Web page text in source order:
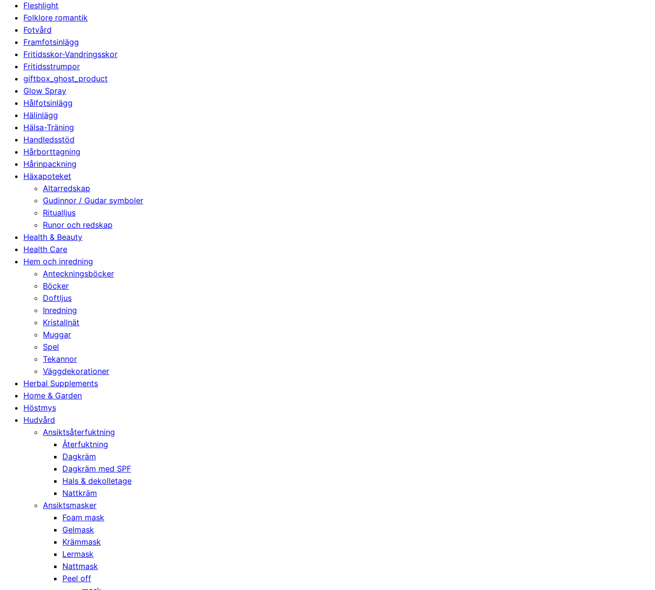
Fleshlight
Folklore romantik
Fotvård
Framfotsinlägg
Fritidsskor-Vandringsskor
Fritidsstrumpor
giftbox_ghost_product
Glow Spray
Hålfotsinlägg
Hälinlägg
Hälsa-Träning
Handledsstöd
Hårborttagning
Hårinpackning
Häxapoteket
Altarredskap
Gudinnor / Gudar symboler
Ritualljus
Runor och redskap
Health & Beauty
Health Care
Hem och inredning
Anteckningsböcker
Böcker
Doftljus
Inredning
Kristallnät
Muggar
Spel
Tekannor
Väggdekorationer
Herbal Supplements
Home & Garden
Höstmys
Hudvård
Ansiktsåterfuktning
Återfuktning
Dagkräm
Dagkräm med SPF
Hals & dekolletage
Nattkräm
Ansiktsmasker
Foam mask
Gelmask
Krämmask
Lermask
Nattmask
Peel off